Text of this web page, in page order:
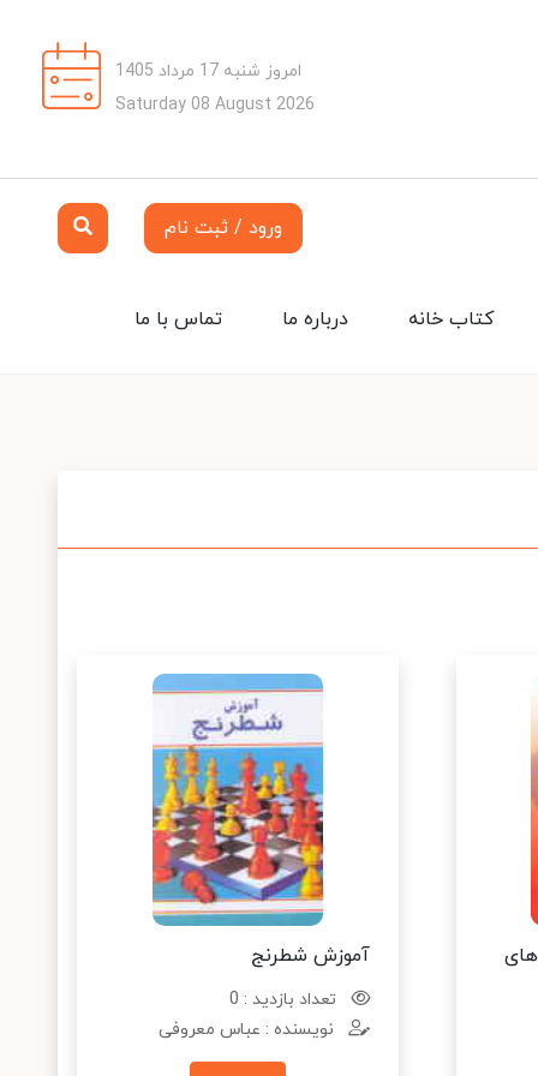
امروز شنبه 17 مرداد 1405
Saturday 08 August 2026
ورود / ثبت نام
تماس با ما درباره ما کتاب خانه
آموزش شطرنج
تعداد بازدید : 0
نویسنده : عباس معروفی